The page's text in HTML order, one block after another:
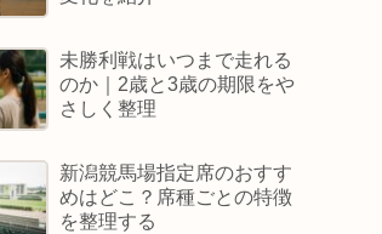
未勝利戦はいつまで走れる
のか｜2歳と3歳の期限をや
さしく整理
新潟競馬場指定席のおすす
めはどこ？席種ごとの特徴
を整理する